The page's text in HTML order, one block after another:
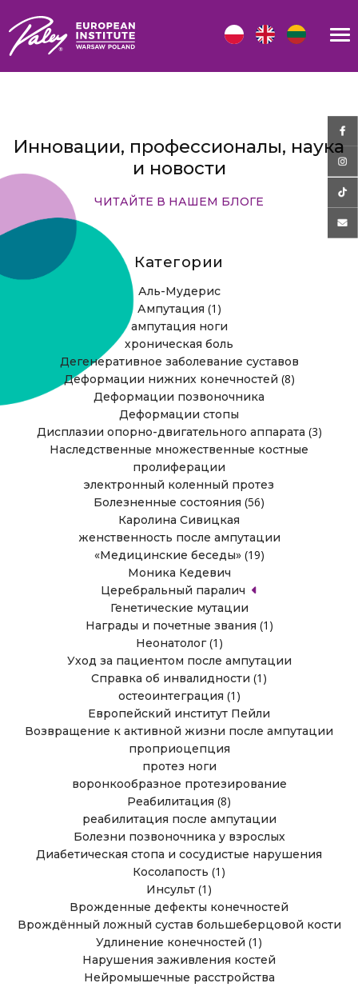
Инновации, профессионалы, наука
и новости
ЧИТАЙТЕ В НАШЕМ БЛОГЕ
Категории
Аль-Мудерис
Ампутация (1)
ампутация ноги
хроническая боль
Дегенеративное заболевание суставов
Деформации нижних конечностей (8)
Деформации позвоночника
Деформации стопы
Дисплазии опорно-двигательного аппарата (3)
Наследственные множественные костные
пролиферации
электронный коленный протез
Болезненные состояния (56)
Каролина Сивицкая
женственность после ампутации
«Медицинские беседы»(19)
Моника Кедевич
Церебральный паралич
Генетические мутации
Награды и почетные звания (1)
Неонатолог(1)
Уход за пациентом после ампутации
Справка об инвалидности (1)
остеоинтеграция (1)
Европейский институт Пейли
Возвращение к активной жизни после ампутации
проприоцепция
протез ноги
воронкообразное протезирование
Реабилитация (8)
реабилитация после ампутации
Болезни позвоночника у взрослых
Диабетическая стопа и сосудистые нарушения
Косолапость (1)
Инсульт (1)
Врожденные дефекты конечностей
Врождённый ложный сустав большеберцовой кости
Удлинение конечностей (1)
Нарушения заживления костей
Нейромышечные расстройства